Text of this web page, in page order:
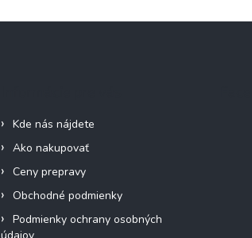
Kde nás nájdete
Ako nakupovať
Ceny prepravy
Obchodné podmienky
Podmienky ochrany osobných